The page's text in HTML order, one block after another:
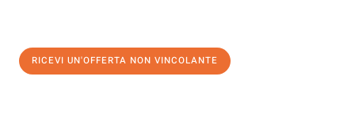
RICEVI UN'OFFERTA NON VINCOLANTE